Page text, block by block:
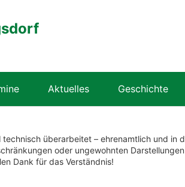
Aktuelles Geschichte
überarbeitet – ehrenamtlich und in
oder ungewohnten
Dank für das Verständnis!